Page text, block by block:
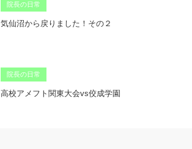
院長の日常
気仙沼から戻りました！その２
院長の日常
高校アメフト関東大会vs佼成学園